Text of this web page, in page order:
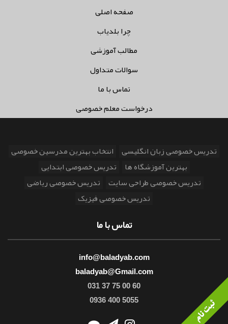
صفحه اصلی
چرا بلدیاب
مطالب آموزشی
سوالات متداول
تماس با ما
درخواست معلم خصوصی
تدریس خصوصی زبان انگلیسی انتخاب بهترین مدرسین خصوصی
بهترین آموزشگاه ها تدریس خصوصی ابتدایی
تدریس خصوصی طراحی سایت تدریس خصوصی ریاضی
تدریس خصوصی فیزیک
تماس با ما
info@baladyab.com
baladyab@Gmail.com
031 37 75 00 60
0936 400 5055